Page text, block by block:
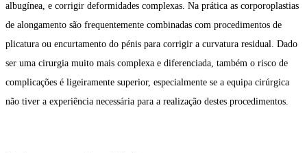
albugínea, e corrigir deformidades complexas. Na prática as corporoplastias
de alongamento são frequentemente combinadas com procedimentos de
plicatura ou encurtamento do pénis para corrigir a curvatura residual. Dado
ser uma cirurgia muito mais complexa e diferenciada, também o risco de
complicações é ligeiramente superior, especialmente se a equipa cirúrgica
não tiver a experiência necessária para a realização destes procedimentos.